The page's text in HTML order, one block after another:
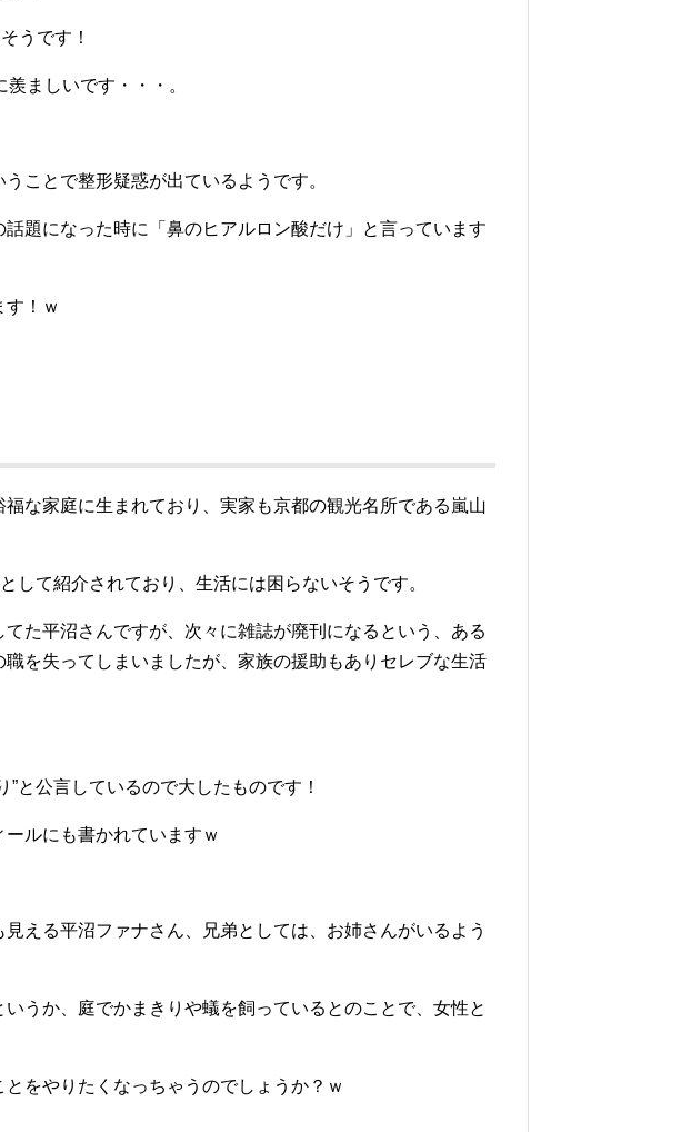
うです！
ましいです・・・。
ことで整形疑惑が出ているようです。
題になった時に「鼻のヒアルロン酸だけ」と言っています
！ｗ
な家庭に生まれており、実家も京都の観光名所である嵐山
して紹介されており、生活には困らないそうです。
た平沼さんですが、次々に雑誌が廃刊になるという、ある
を失ってしまいましたが、家族の援助もありセレブな生活
と公言しているので大したものです！
ルにも書かれていますｗ
える平沼ファナさん、兄弟としては、お姉さんがいるよう
うか、庭でかまきりや蟻を飼っているとのことで、女性と
をやりたくなっちゃうのでしょうか？ｗ